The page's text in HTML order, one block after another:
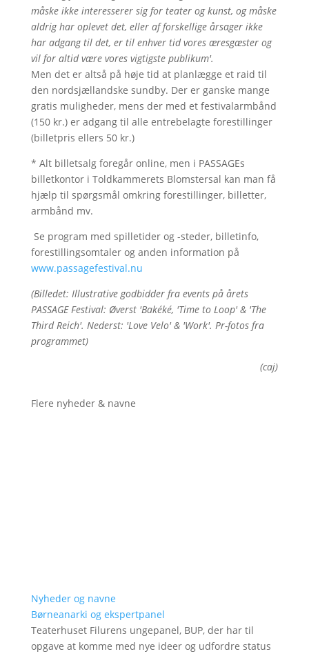
måske ikke interesserer sig for teater og kunst, og måske
aldrig har oplevet det, eller af forskellige årsager ikke
har adgang til det, er til enhver tid vores æresgæster og
vil for altid være vores vigtigste publikum'.
Men det er altså på høje tid at planlægge et raid til
den nordsjællandske sundby. Der er ganske mange
gratis muligheder, mens der med et festivalarmbånd
(150 kr.) er adgang til alle entrebelagte forestillinger
(billetpris ellers 50 kr.)
* Alt billetsalg foregår online, men i PASSAGEs
billetkontor i Toldkammerets Blomstersal kan man få
hjælp til spørgsmål omkring forestillinger, billetter,
armbånd mv.
Se program med spilletider og -steder, billetinfo,
forestillingsomtaler og anden information på
www.passagefestival.nu
(Billedet: Illustrative godbidder fra events på årets
PASSAGE Festival: Øverst 'Bakéké, 'Time to Loop' & 'The
Third Reich'. Nederst: 'Love Velo' & 'Work'. Pr-fotos fra
programmet)
(caj)
Flere nyheder & navne
Nyheder og navne
Børneanarki og ekspertpanel
Teaterhuset Filurens ungepanel, BUP, der har til
opgave at komme med nye ideer og udfordre status